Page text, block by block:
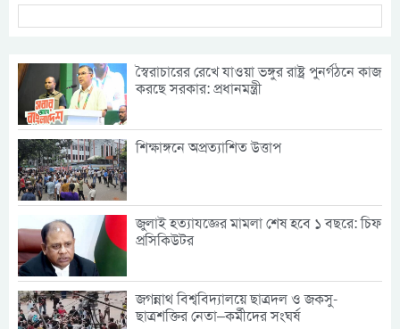
স্বৈরাচারের রেখে যাওয়া ভঙ্গুর রাষ্ট্র পুনর্গঠনে কাজ
করছে সরকার: প্রধানমন্ত্রী
শিক্ষাঙ্গনে অপ্রত্যাশিত উত্তাপ
জুলাই হত্যাযজ্ঞের মামলা শেষ হবে ১ বছরে: চিফ
প্রসিকিউটর
জগন্নাথ বিশ্ববিদ্যালয়ে ছাত্রদল ও জকসু-
ছাত্রশক্তির নেতা–কর্মীদের সংঘর্ষ